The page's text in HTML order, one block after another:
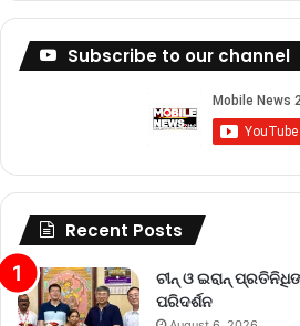
Subscribe to our channel
Recent Posts
ଚୀନ୍ ଓ ଇରାନ୍
ପରିଦର୍ଶନ